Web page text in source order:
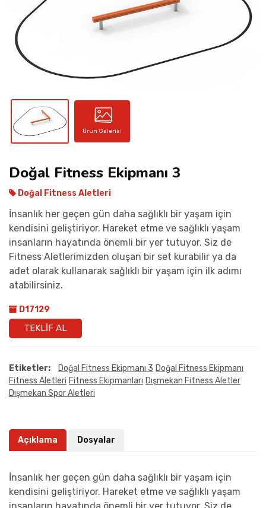
İLETIŞIM
Ürün Galerisi
Doğal Fitness Ekipmanı 3
Doğal Fitness Aletleri
İnsanlık her geçen gün daha sağlıklı bir yaşam için
kendisini geliştiriyor. Hareket etme ve sağlıklı yaşam
insanların hayatında önemli bir yer tutuyor. Siz de
Fitness Aletlerimizden oluşan bir set kurabilir ya da
adet olarak kullanarak sağlıklı bir yaşam için ilk adımı
atabilirsiniz.
D17129
TEKLIF AL
Etiketler: Doğal Fitness Ekipmanı 3 Doğal Fitness Ekipmanı
Fitness Aletleri Fitness Ekipmanları Dışmekan Fitness Aletler
Dışmekan Spor Aletleri
Açıklama Dosyalar
İnsanlık her geçen gün daha sağlıklı bir yaşam için
kendisini geliştiriyor. Hareket etme ve sağlıklı yaşam
insanların hayatında önemli bir yer tutuyor. Siz de